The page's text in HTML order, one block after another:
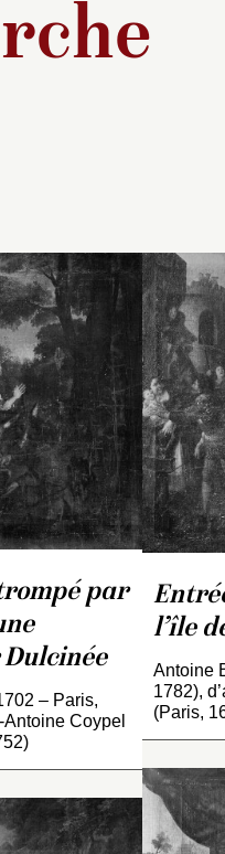
peint par
Coypel
des
et
de
par
– Paris,
Coypel
l’île
Antoine
1782),
(Paris,
1722
des
au